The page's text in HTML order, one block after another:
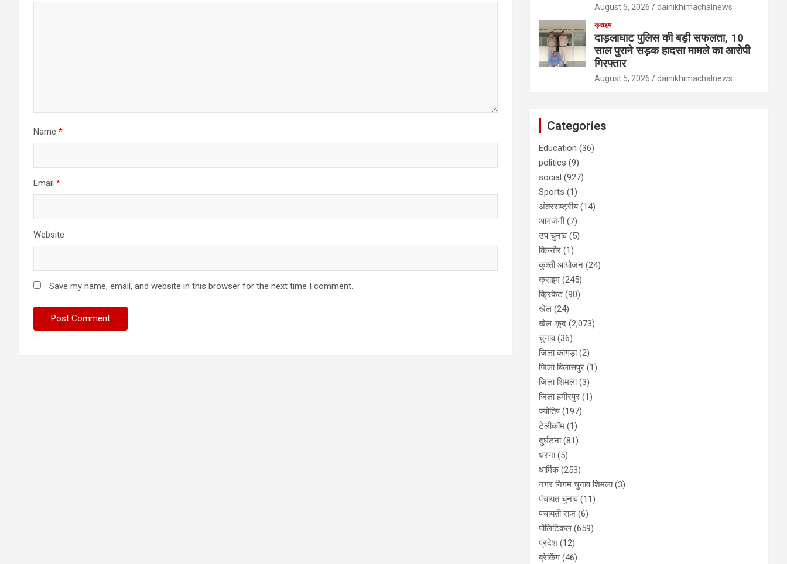
Name *
Email *
Website
Save my name, email, and website in this browser for the next time I comment.
August 5, 2026 dainikhimachalnews
क्राइम
दाड़लाघाट पुलिस की बड़ी सफलता, 10
साल पुराने सड़क हादसा मामले का आरोपी
गिरफ्तार
August 5, 2026 dainikhimachalnews
Categories
Education (36)
politics (9)
social (927)
Sports (1)
अंतरराष्ट्रीय(14)
आगजनी(7)
उप चुनाव(5)
किन्नौर (1)
कुश्ती आयोजन (24)
क्राइम (245)
क्रिकेट (90)
खेल (24)
खेल-कूद (2,073)
चुनाव(36)
जिला कांगड़ा(2)
जिला बिलासपुर (1)
जिला शिमला(3)
जिला हमीरपुर (1)
ज्योतिष(197)
टेलीकॉम (1)
दुर्घटना(81)
धरना(5)
धार्मिक(253)
नगर निगम चुनाव शिमला(3)
पंचायत चुनाव(11)
पंचायती राज (6)
पोलिटिकल (659)
प्रदेश (12)
ब्रेकिंग (46)